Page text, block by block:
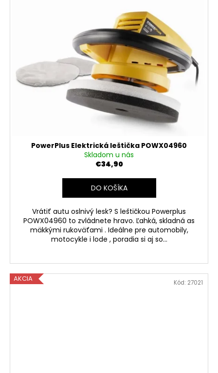
PowerPlus Elektrická leštička POWX04960
Skladom u nás
€34,90
DO KOŠÍKA
Vrátiť autu oslnivý lesk? S leštičkou Powerplus
POWX04960 to zvládnete hravo. Ľahká, skladná as
mäkkými rukoväťami . Ideálne pre automobily,
motocykle i lode , poradia si aj so...
AKCIA Kód: 27021